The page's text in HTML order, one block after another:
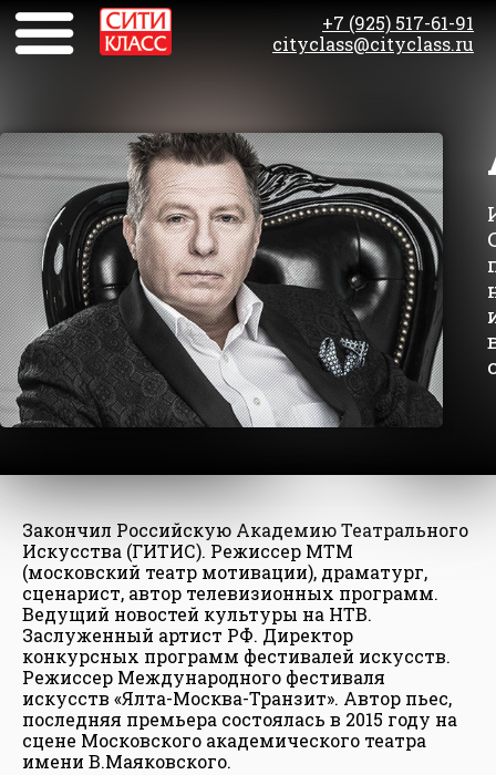
+7 (925) 517-61-91
cityclass@cityclass.ru
Закончил Российскую Академию Театрального
Искусства (ГИТИС). Режиссер МТМ
(московский театр мотивации), драматург,
сценарист, автор телевизионных программ.
Ведущий новостей культуры на НТВ.
Заслуженный артист РФ. Директор
конкурсных программ фестивалей искусств.
Режиссер Международного фестиваля
искусств «Ялта-Москва-Транзит». Автор пьес,
последняя премьера состоялась в 2015 году на
сцене Московского академического театра
имени В.Маяковского.